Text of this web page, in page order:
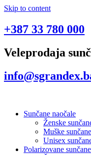
Skip to content
+387 33 780 000
Veleprodaja
Sunčane naočale
Ženske
Muške
Unisex
Polarizovane